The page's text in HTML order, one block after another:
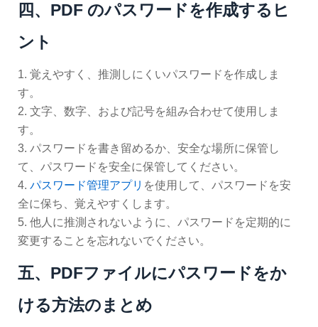
四、PDF のパスワードを作成するヒ
ント
1. 覚えやすく、推測しにくいパスワードを作成しま
す。
2. 文字、数字、および記号を組み合わせて使用しま
す。
3. パスワードを書き留めるか、安全な場所に保管し
て、パスワードを安全に保管してください。
4. パスワード管理アプリ を使用して、パスワードを安
全に保ち、覚えやすくします。
5. 他人に推測されないように、パスワードを定期的に
変更することを忘れないでください。
五、PDFファイルにパスワードをか
ける方法のまとめ